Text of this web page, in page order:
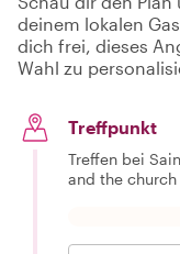
deinem lokalen
dich frei, dieses
Wahl zu
Treffpunkt
Treffen bei
and the church